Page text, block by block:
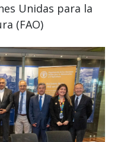
Unidas para la
(FAO)